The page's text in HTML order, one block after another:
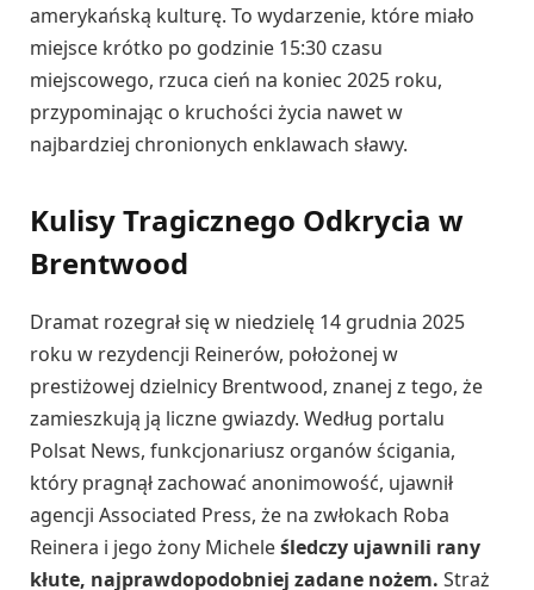
amerykańską kulturę. To wydarzenie, które miało
miejsce krótko po godzinie 15:30 czasu
miejscowego, rzuca cień na koniec 2025 roku,
przypominając o kruchości życia nawet w
najbardziej chronionych enklawach sławy.
Kulisy Tragicznego Odkrycia w
Brentwood
Dramat rozegrał się w niedzielę 14 grudnia 2025
roku w rezydencji Reinerów, położonej w
prestiżowej dzielnicy Brentwood, znanej z tego, że
zamieszkują ją liczne gwiazdy. Według portalu
Polsat News, funkcjonariusz organów ścigania,
który pragnął zachować anonimowość, ujawnił
agencji Associated Press, że na zwłokach Roba
Reinera i jego żony Micheleśledczy ujawnili rany
kłute, najprawdopodobniej zadane nożem. Straż